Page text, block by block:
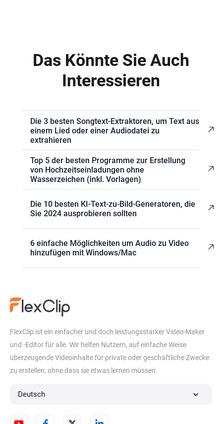
Das Könnte Sie Auch
Interessieren
Die 3 besten Songtext-Extraktoren, um Text aus
einem Lied oder einer Audiodatei zu
extrahieren
Top 5 der besten Programme zur Erstellung
von Hochzeitseinladungen ohne
Wasserzeichen (inkl. Vorlagen)
Die 10 besten KI-Text-zu-Bild-Generatoren, die
Sie 2024 ausprobieren sollten
6 einfache Möglichkeiten um Audio zu Video
hinzufügen mit Windows/Mac
FlexClip ist ein einfacher und doch leistungsstarker Video-Maker
und -Editor für alle. Wir helfen Nutzern, auf einfache Weise
überzeugende Videoinhalte für private oder geschäftliche Zwecke
zu erstellen, ohne dass sie etwas lernen müssen.
Deutsch